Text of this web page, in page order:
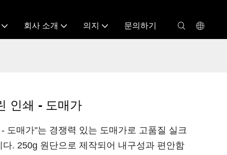
회사 소개 의지 문의하기
인쇄 - 도매가
도매가"는 경쟁력 있는 도매가로 고품질 실크
. 250g 원단으로 제작되어 내구성과 편안함